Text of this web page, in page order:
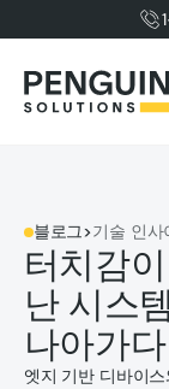
블로그>기술 인사
터치감
난 시스
나아가다
엣지 기반 디바이